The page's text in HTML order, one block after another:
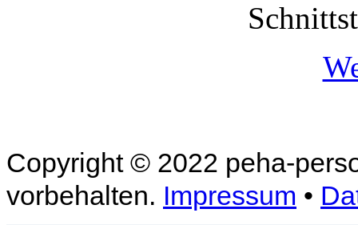
Copyright © 2022 peha-
vorbehalten. Impressum •